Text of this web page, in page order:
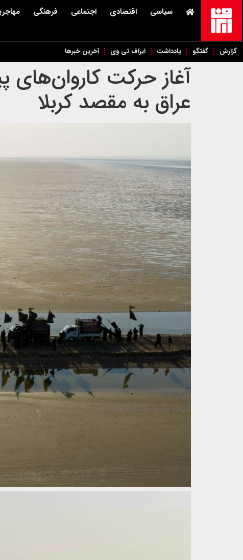
سیاسی اقتصادی اجتماعی فرهنگی
گزارش گفتگو یادداشت ایراف تی وی آخرین خبرها
آغاز حرکت کاروان‌های
عراق به مقصد کربلا